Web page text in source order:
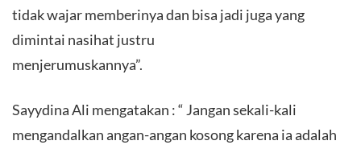
tidak wajar memberinya dan bisa jadi juga yang
dimintai nasihat justru
menjerumuskannya”.
Sayydina Ali mengatakan : “ Jangan sekali-kali
mengandalkan angan-angan kosong karena ia adalah